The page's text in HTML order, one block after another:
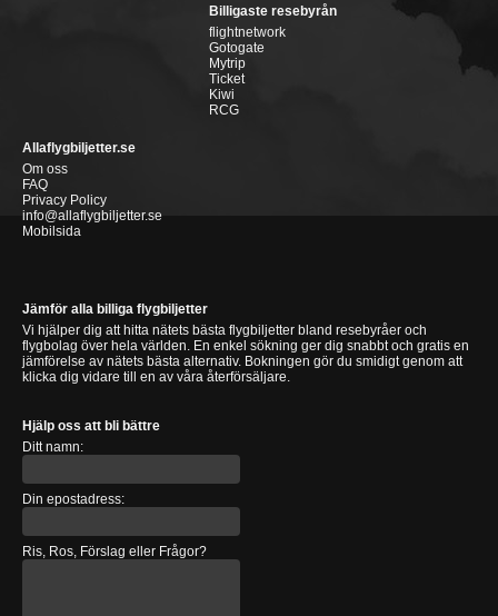
Billigaste resebyrån
flightnetwork
Gotogate
Mytrip
Ticket
Kiwi
RCG
Allaflygbiljetter.se
Om oss
FAQ
Privacy Policy
info@allaflygbiljetter.se
Mobilsida
Jämför alla billiga flygbiljetter
Vi hjälper dig att hitta nätets bästa flygbiljetter bland resebyråer och
flygbolag över hela världen. En enkel sökning ger dig snabbt och gratis en
jämförelse av nätets bästa alternativ. Bokningen gör du smidigt genom att
klicka dig vidare till en av våra återförsäljare.
Hjälp oss att bli bättre
Ditt namn:
Din epostadress:
Ris, Ros, Förslag eller Frågor?